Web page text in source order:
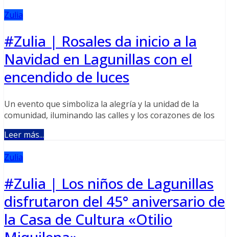
Zulia
#Zulia | Rosales da inicio a la
Navidad en Lagunillas con el
encendido de luces
Un evento que simboliza la alegría y la unidad de la
comunidad, iluminando las calles y los corazones de los
Leer más...
Zulia
#Zulia | Los niños de Lagunillas
disfrutaron del 45° aniversario de
la Casa de Cultura «Otilio